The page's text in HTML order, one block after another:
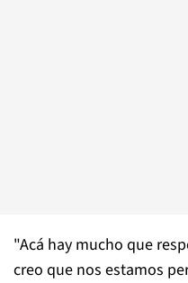
"Acá hay mucho que
creo que nos estamos